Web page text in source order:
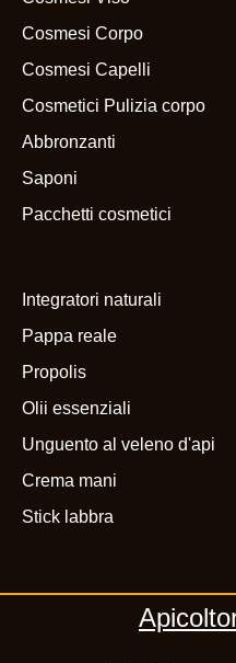
Cosmesi Corpo
Cosmesi Capelli
Cosmetici Pulizia corpo
Abbronzanti
Saponi
Pacchetti cosmetici
Integratori naturali
Pappa reale
Propolis
Olii essenziali
Unguento al veleno d'api
Crema mani
Stick labbra